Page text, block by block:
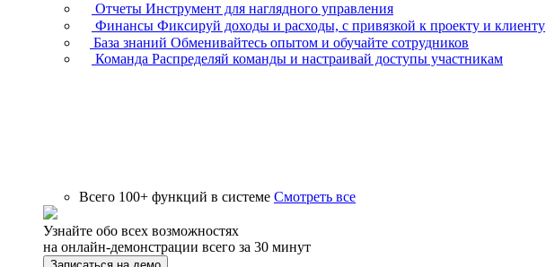
Отчеты Инструмент для наглядного управления
Финансы Фиксируй доходы и расходы, с привязкой к проекту и клиенту
База знаний Обменивайтесь опытом и обучайте сотрудников
Команда Распределяй команды и настраивай доступы участникам
Всего 100+ функций в системе Смотреть все
Узнайте обо всех возможностях
на онлайн-демонстрации всего за 30 минут